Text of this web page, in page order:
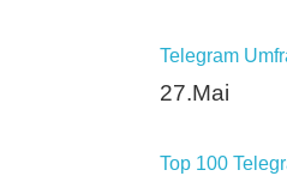
Telegram
27.Mai
Top 100